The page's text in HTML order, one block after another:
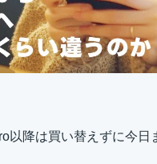
以降は買い替えずに今日